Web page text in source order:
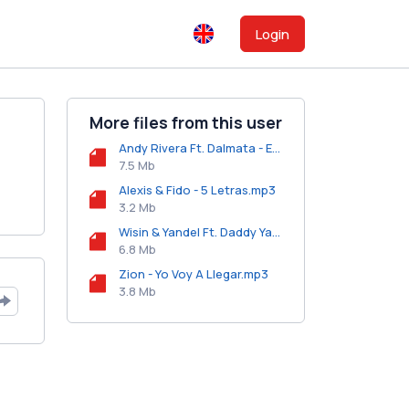
Login
More files from this user
Andy Rivera Ft. Dalmata - Espina De Rosa (Prod. By Dj Electrik).mp3
7.5 Mb
Alexis & Fido - 5 Letras.mp3
3.2 Mb
Wisin & Yandel Ft. Daddy Yankee - Paleta.mp3
6.8 Mb
Zion - Yo Voy A Llegar.mp3
3.8 Mb